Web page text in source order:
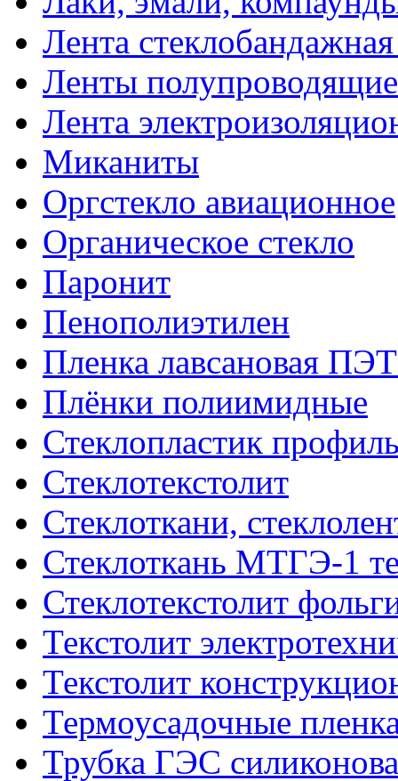
Лента
Ленты
Лента
Миканиты
Оргстекло авиационное
Органическое стекло
Паронит
Пенополиэтилен
Пленка лавсановая
Плёнки полиимидные
Стеклопластик
Стеклотекстолит
Стеклоткани,
Стеклоткань МТГЭ-1
Стеклотекстолит
Текстолит
Текстолит
Термоусадочные
Трубка ГЭС